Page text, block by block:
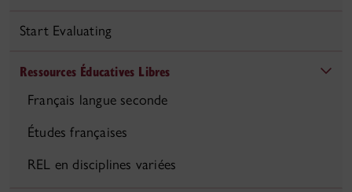
Start Evaluating
Ressources Éducatives Libres
Français langue seconde
Études françaises
REL en disciplines variées